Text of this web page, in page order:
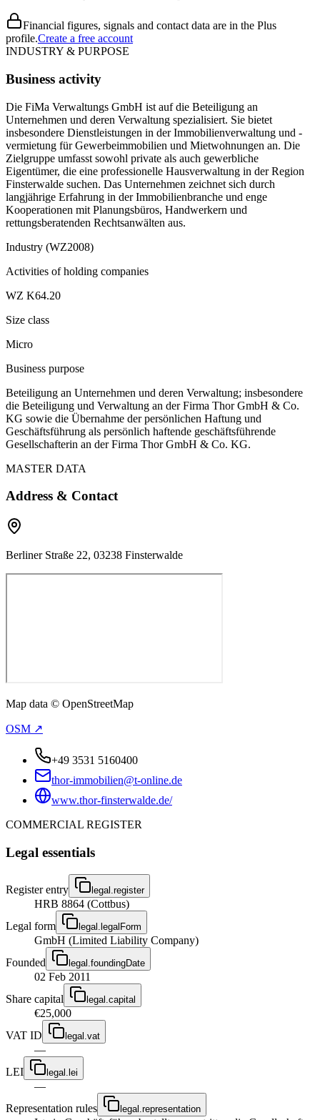
Financial figures, signals and contact data are in the Plus
profile.Create a free account
INDUSTRY & PURPOSE
Business activity
Die FiMa Verwaltungs GmbH ist auf die Beteiligung an
Unternehmen und deren Verwaltung spezialisiert. Sie bietet
insbesondere Dienstleistungen in der Immobilienverwaltung und -
vermietung für Gewerbeimmobilien und Mietwohnungen an. Die
Zielgruppe umfasst sowohl private als auch gewerbliche
Eigentümer, die eine professionelle Hausverwaltung in der Region
Finsterwalde suchen. Das Unternehmen zeichnet sich durch
langjährige Erfahrung in der Immobilienbranche und enge
Kooperationen mit Planungsbüros, Handwerkern und
rettungsberatenden Rechtsanwälten aus.
Industry (WZ2008)
Activities of holding companies
WZ K64.20
Size class
Micro
Business purpose
Beteiligung an Unternehmen und deren Verwaltung; insbesondere
die Beteiligung und Verwaltung an der Firma Thor GmbH & Co.
KG sowie die Übernahme der persönlichen Haftung und
Geschäftsführung als persönlich haftende geschäftsführende
Gesellschafterin an der Firma Thor GmbH & Co. KG.
MASTER DATA
Address & Contact
Berliner Straße 22, 03238 Finsterwalde
Map data © OpenStreetMap
OSM ↗
+49 3531 5160400
thor-immobilien@t-online.de
www.thor-finsterwalde.de/
COMMERCIAL REGISTER
Legal essentials
Register entry legal.register
HRB 8864 (Cottbus)
Legal form
legal.legalForm
GmbH (Limited Liability Company)
Founded
legal.foundingDate
02 Feb 2011
Share capital
legal.capital
€25,000
VAT ID
legal.vat
—
LEI
legal.lei
—
Representation rules
legal.representation